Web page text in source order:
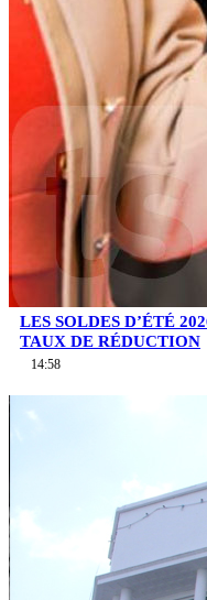
LES SOLDES D’ÉTÉ
TAUX DE RÉDUCTION
14:58